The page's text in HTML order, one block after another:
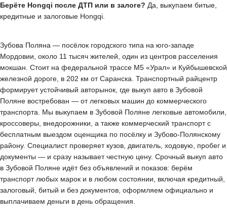
Берёте Hongqi после ДТП или в залоге? Да, выкупаем битые,
кредитные и залоговые Hongqi.
Зубова Поляна — посёлок городского типа на юго-западе
Мордовии, около 11 тысяч жителей, один из центров расселения
мокшан. Стоит на федеральной трассе М5 «Урал» и Куйбышевской
железной дороге, в 202 км от Саранска. Транспортный райцентр
формирует устойчивый авторынок, где выкуп авто в Зубовой
Поляне востребован — от легковых машин до коммерческого
транспорта. Мы выкупаем в Зубовой Поляне легковые автомобили,
кроссоверы, внедорожники, а также коммерческий транспорт с
бесплатным выездом оценщика по посёлку и Зубово-Полянскому
району. Специалист проверяет кузов, двигатель, ходовую, пробег и
документы — и сразу называет честную цену. Срочный выкуп авто
в Зубовой Поляне идёт без объявлений и показов: берём
транспорт любых марок и в любом состоянии, включая кредитный,
залоговый, битый и без документов, оформляем официально и
выплачиваем деньги в день обращения.